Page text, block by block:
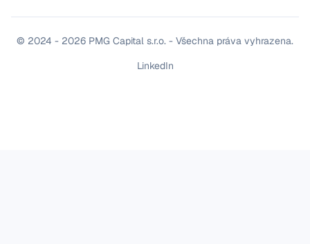
© 2024 - 2026 PMG Capital s.r.o. - Všechna práva vyhrazena.
LinkedIn